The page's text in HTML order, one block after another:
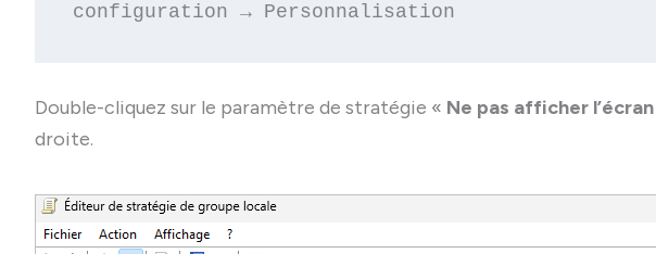
configuration → Personnalisation
Double-cliquez sur le paramètre de stratégie « Ne pas afficher
droite.